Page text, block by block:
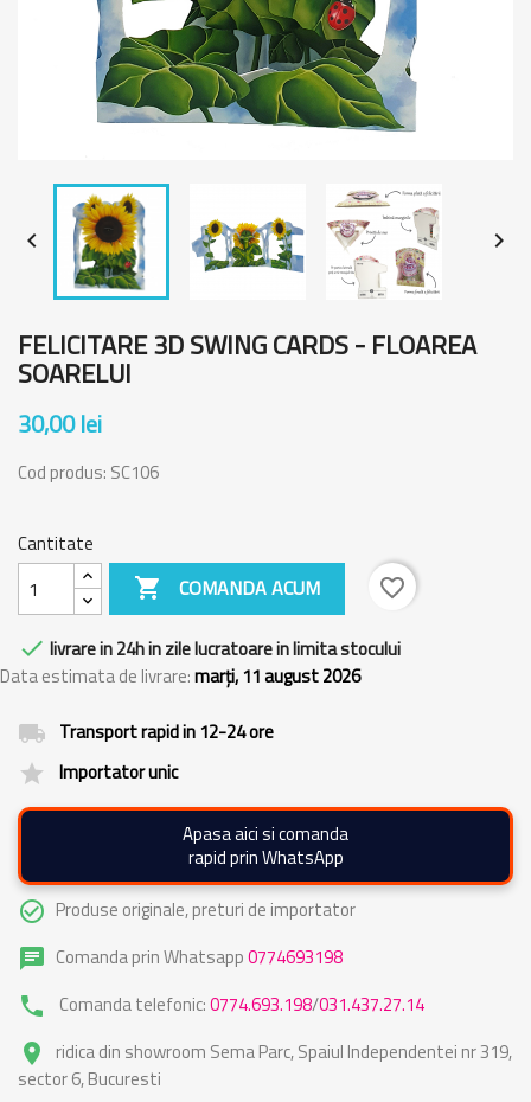
 
FELICITARE 3D SWING CARDS - FLOAREA
SOARELUI
30,00 lei
Cod produs: SC106
Cantitate
 COMANDA ACUM favorite_border
 livrare in 24h in zile lucratoare in limita stocului
Data estimata de livrare:marți, 11 august 2026
local_shipping Transport rapid in 12-24 ore
grade Importator unic
Apasa aici si comanda
rapid prin WhatsApp
check_circle_outline Produse originale, preturi de importator
chat Comanda prin Whatsapp0774693198
phone Comanda telefonic:0774.693.198/031.437.27.14
place
ridica din showroom Sema Parc, Spaiul Independentei nr 319,
sector 6, Bucuresti